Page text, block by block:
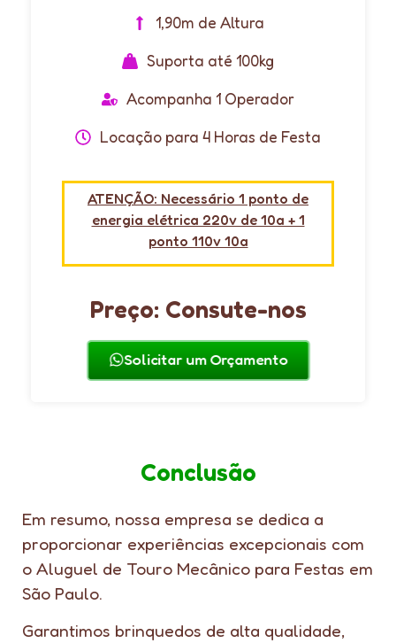
1,90m de Altura
Suporta até 100kg
Acompanha 1 Operador
Locação para 4 Horas de Festa
ATENÇÃO: Necessário 1 ponto de
energia elétrica 220v de 10a + 1
ponto 110v 10a
Preço: Consute-nos
Solicitar um Orçamento
Conclusão
Em resumo, nossa empresa se dedica a
proporcionar experiências excepcionais com
o Aluguel de Touro Mecânico para Festas em
São Paulo.
Garantimos brinquedos de alta qualidade,